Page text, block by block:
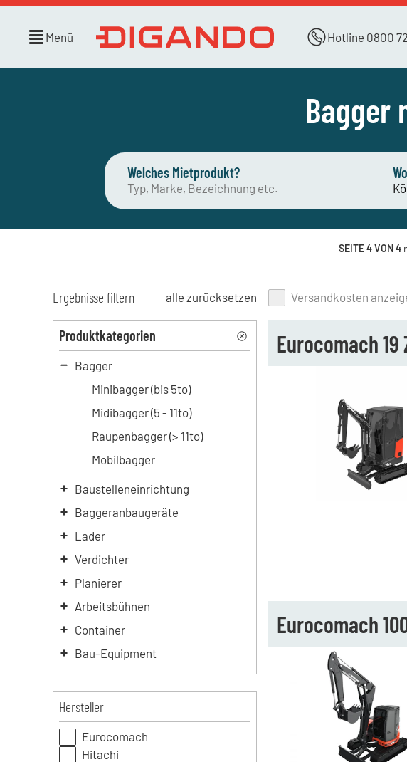
Menü Hotline 0800
Bagger
Welches Mietprodukt?
SEITE 4 VON 4
Ergebnisse filtern alle zurücksetzen Versandkosten
Produktkategorien
Bagger
Minibagger (bis 5to)
Midibagger (5 - 11to)
Raupenbagger (> 11to)
Mobilbagger
Baustelleneinrichtung
Baggeranbaugeräte
Lader
Verdichter
Planierer
Arbeitsbühnen
Container
Bau-Equipment
Hersteller
Eurocomach
Hitachi
Eurocomach 19
Eurocomach